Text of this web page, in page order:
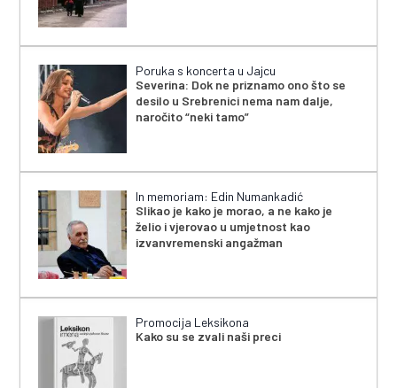
Poruka s koncerta u Jajcu
Severina: Dok ne priznamo ono što se
desilo u Srebrenici nema nam dalje,
naročito “neki tamo”
In memoriam: Edin Numankadić
Slikao je kako je morao, a ne kako je
želio i vjerovao u umjetnost kao
izvanvremenski angažman
Promocija Leksikona
Kako su se zvali naši preci